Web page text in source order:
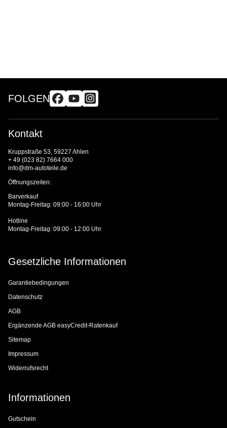
FOLGEN
Kontakt
Kruppstraße 53, 59227 Ahlen
+ 49 (023 82) 7664 000
info@dm-autoteile.de
Öffnungszeiten:
Barverkauf
Montag-Freitag: 09:00 - 16:00 Uhr
Hotline
Montag-Freitag: 09:00 - 12:00 Uhr
Gesetzliche Informationen
Garantiebedingungen
Datenschutz
AGB
Ergänzende AGB easyCredit-Ratenkauf
Sitemap
Impressum
Widerrufsrecht
Informationen
Gutschein